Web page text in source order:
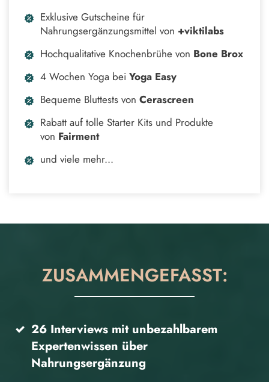
Exklusive Gutscheine für
Nahrungsergänzungsmittel von +viktilabs
Hochqualitative Knochenbrühe von Bone Brox
4 Wochen Yoga bei Yoga Easy
Bequeme Bluttests von Cerascreen
Rabatt auf tolle Starter Kits und Produkte
von Fairment
und viele mehr...
ZUSAMMENGEFASST:
26 Interviews mit unbezahlbarem
Expertenwissen über
Nahrungsergänzung